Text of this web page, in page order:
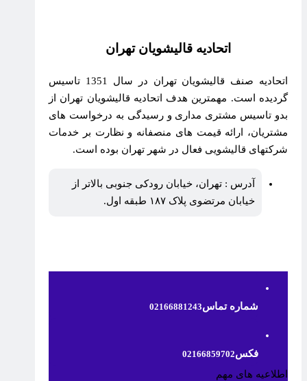
اتحادیه قالیشویان تهران
اتحادیه صنف قالیشویان تهران در سال 1351 تاسیس
گردیده است. مهمترین هدف اتحادیه قالیشویان تهران از
بدو تاسیس مشتری مداری و رسیدگی به درخواست های
مشتریان، ارائه قیمت های منصفانه و نظارت بر خدمات
شرکتهای قالیشویی فعال در شهر تهران بوده است.
آدرس : تهران، خیابان رودکی جنوبی بالاتر از
خیابان مرتضوی پلاک ۱۸۷ طبقه اول.
شماره تماس02166881243
فکس02166859702
اطلاعیه های مهم